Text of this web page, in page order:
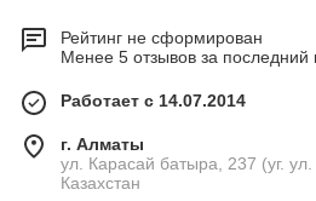
Рейтинг не сформирован
Менее 5 отзывов за последний
Работает с 14.07.2014
г. Алматы
ул. Карасай батыра, 237 (уг.
Казахстан